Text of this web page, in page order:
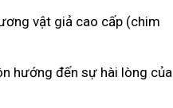
vật giả cao cấp (chim
hướng đến sự hài lòng của